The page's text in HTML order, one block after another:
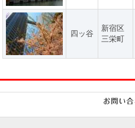
四ッ谷
新宿区
三栄町